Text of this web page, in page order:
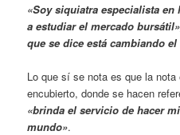
«Soy siquiatra especialista
a estudiar el mercado
que se dice está cambiando
Lo que sí se nota es que la
encubierto, donde se hacen
«brinda el servicio de hacer
mundo».